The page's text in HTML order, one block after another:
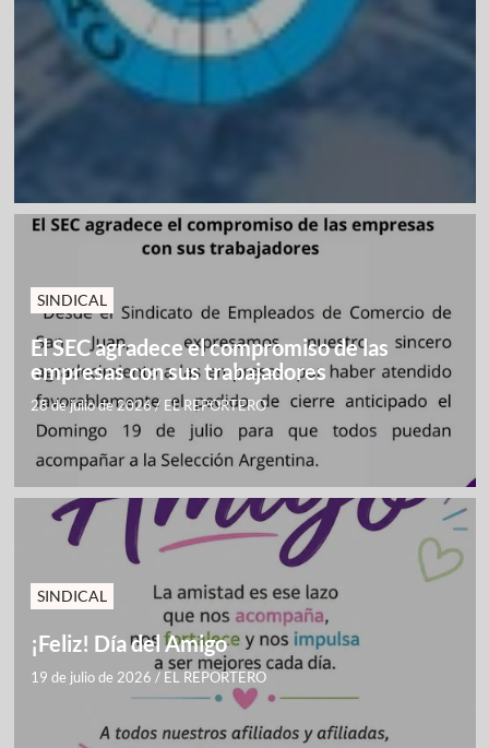
SINDICAL
El SEC agradece el compromiso de las
empresas con sus trabajadores
28 de julio de 2026/ EL REPORTERO
SINDICAL
¡Feliz! Día del Amigo
19 de julio de 2026 / EL REPORTERO